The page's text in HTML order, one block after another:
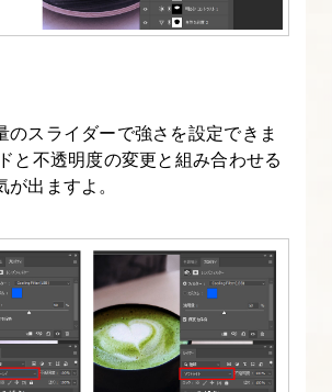
のスライダーで強さを設定できま
と不透明度の変更と組み合わせる
出ますよ。